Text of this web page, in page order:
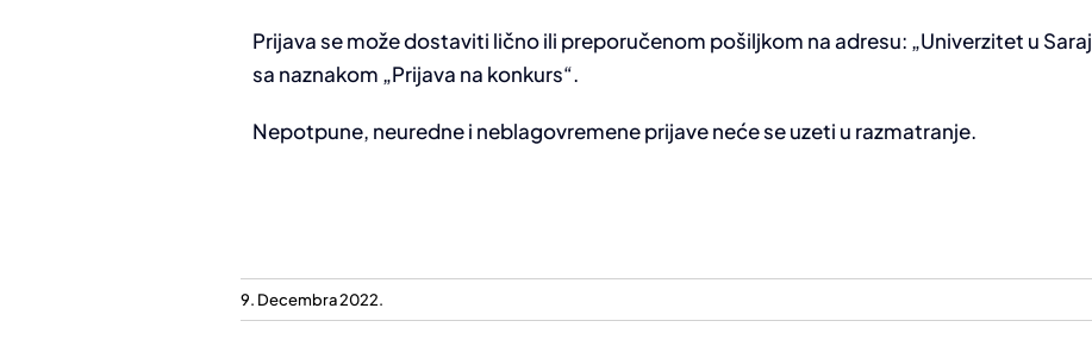
Prijava se može dostaviti lično ili preporučenom pošiljkom na adresu: „Univerzitet u
sa naznakom „Prijava na konkurs“.
Nepotpune, neuredne i neblagovremene prijave neće se uzeti u razmatranje.
9. Decembra 2022.